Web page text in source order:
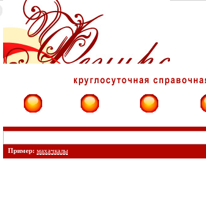
Пример: махачкалы